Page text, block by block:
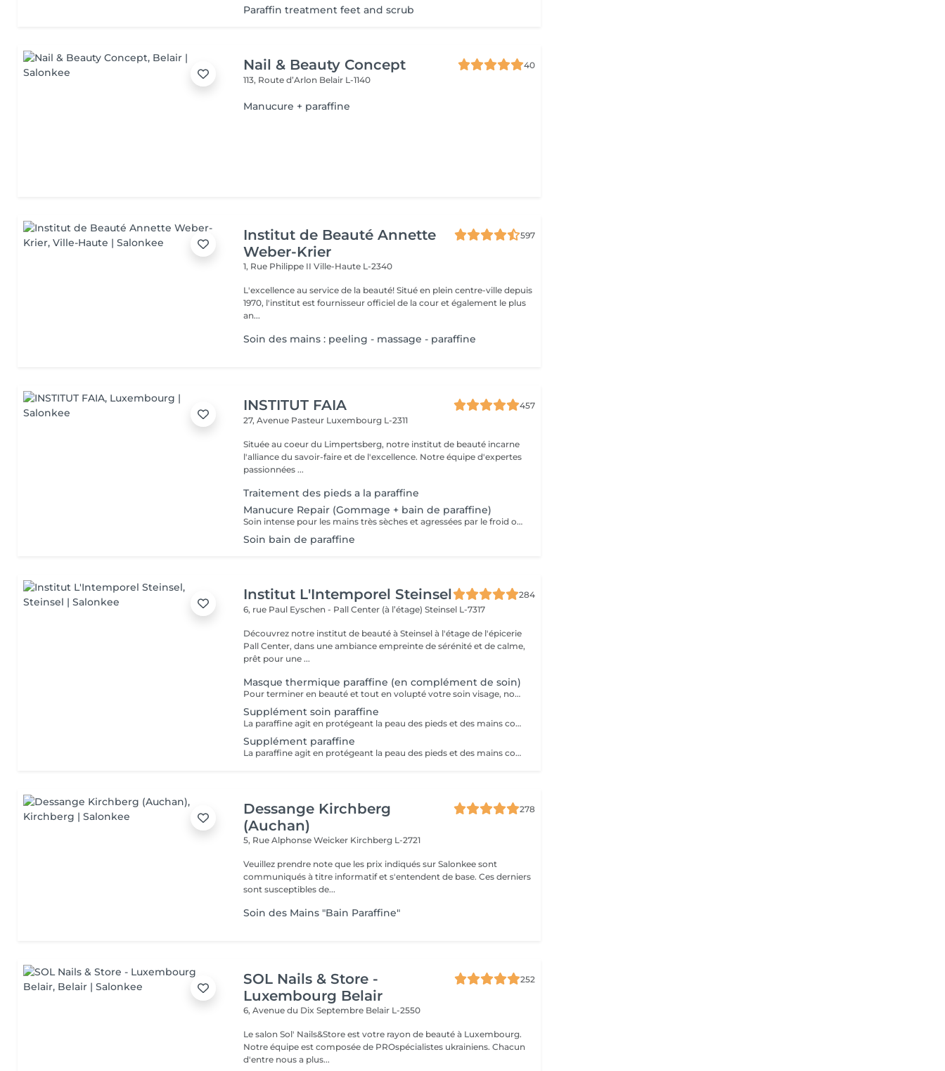
Paraffin treatment feet and scrub
Nail & Beauty Concept
40
113, Route d’Arlon Belair L-1140
Manucure + paraffine
Institut de Beauté Annette
Weber-Krier
597
1, Rue Philippe IIVille-Haute L-2340
L'excellence au service de la beauté! Situé en plein centre-ville depuis
1970, l'institut est fournisseur officiel de la cour et également le plus
an...
Soin des mains : peeling - massage - paraffine
INSTITUT FAIA
457
27, Avenue Pasteur Luxembourg L-2311
Située au coeur du Limpertsberg, notre institut de beauté incarne
l'alliance du savoir-faire et de l'excellence. Notre équipe d'expertes
passionnées ...
Traitement des pieds a la paraffine
Manucure Repair (Gommage + bain de paraffine)
Soin intense pour les mains très sèches et agressées par le froid ou les produits. Comprend le limage des ongles, la pousse et la coupe des cuticules, gommage, masque à la paraffine de 10 minutes et massage avec une crème de soin. Application d'une base transparente si désirée.
Soin bain de paraffine
Institut L'Intemporel Steinsel
284
6, rue Paul Eyschen - Pall Center (à l’étage)Steinsel L-7317
Découvrez notre institut de beauté à Steinsel à l'étage de l'épicerie
Pall Center, dans une ambiance empreinte de sérénité et de calme,
prêt pour une ...
Masque thermique paraffine (en complément de soin)
Pour terminer en beauté et tout en volupté votre soin visage, nous vous proposons le 'double masque '. Cela consiste en une application d'un masque crème bourré d'actifs hydratants/régénérants/anti-âge ou anti-oxydants suivi d'un bain de paraffine tiède. Ceci permet la pénétration intégrale du masque crème grâce à la chaleur de la paraffine et une fin de soin en douceur grâce aux actifs de la paraffine adoucissants et calmants. Une véritable invitation à la détente.
Supplément soin paraffine
La paraffine agit en protégeant la peau des pieds et des mains contre les agressions extérieures. Sa capacité de rétention d'eau favorise l'hydratation de la peau. Le traitement à la paraffine est idéal pour avoir des membres lisses. En effet, ce produit procure un effet rajeunissant à la peau, en plus de l'adoucir. Uniquement avec un service de manucurie effectué à l'institut le même jour
Supplément paraffine
La paraffine agit en protégeant la peau des pieds et des mains contre les agressions extérieures. Sa capacité de rétention d'eau favorise l'hydratation de la peau. Le traitement à la paraffine est idéal pour avoir des membres lisses. En effet, ce produit procure un effet rajeunissant à la peau, en plus de l'adoucir. Uniquement avec un service de beauté des pieds ou de pédicurie effectué à l'institut le même jour
Dessange Kirchberg
(Auchan)
278
5, Rue Alphonse Weicker Kirchberg L-2721
Veuillez prendre note que les prix indiqués sur Salonkee sont
communiqués à titre informatif et s'entendent de base. Ces derniers
sont susceptibles de...
Soin des Mains "Bain Paraffine"
SOL Nails & Store -
Luxembourg Belair
252
6, Avenue du Dix Septembre Belair L-2550
Le salon Sol' Nails&Store est votre rayon de beauté à Luxembourg.
Notre équipe est composée de PROspécialistes ukrainiens. Chacun
d'entre nous a plus...